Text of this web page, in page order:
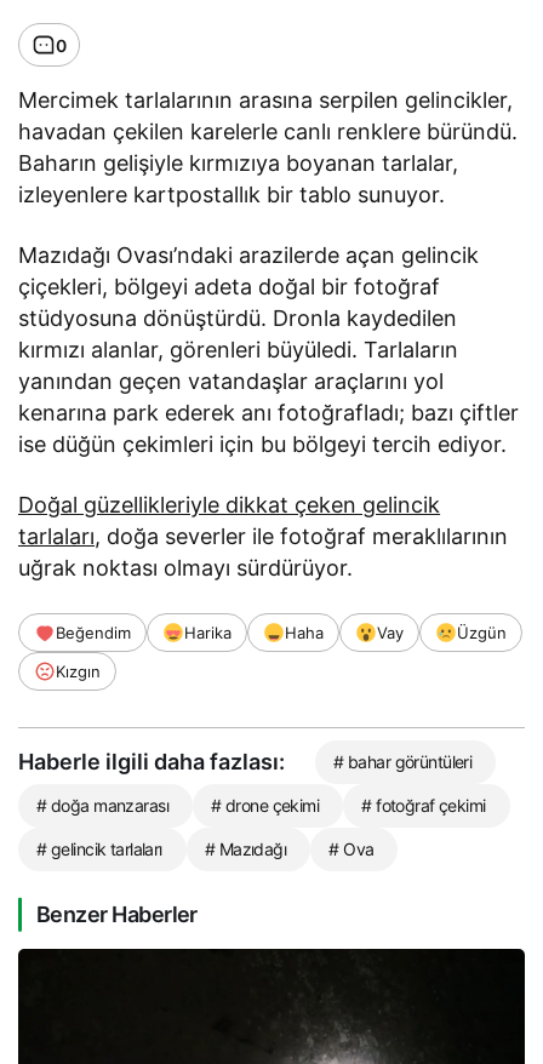
0
Mercimek tarlalarının arasına serpilen gelincikler,
havadan çekilen karelerle canlı renklere büründü.
Baharın gelişiyle kırmızıya boyanan tarlalar,
izleyenlere kartpostallık bir tablo sunuyor.
Mazıdağı Ovası’ndaki arazilerde açan gelincik
çiçekleri, bölgeyi adeta doğal bir fotoğraf
stüdyosuna dönüştürdü. Dronla kaydedilen
kırmızı alanlar, görenleri büyüledi. Tarlaların
yanından geçen vatandaşlar araçlarını yol
kenarına park ederek anı fotoğrafladı; bazı çiftler
ise düğün çekimleri için bu bölgeyi tercih ediyor.
Doğal güzellikleriyle dikkat çeken gelincik
tarlaları, doğa severler ile fotoğraf meraklılarının
uğrak noktası olmayı sürdürüyor.
Beğendim Harika Haha Vay
Üzgün
Kızgın
Haberle ilgili daha fazlası: # bahar görüntüleri
# doğa manzarası # drone çekimi # fotoğraf çekimi
# gelincik tarlaları # Mazıdağı # Ova
Benzer Haberler